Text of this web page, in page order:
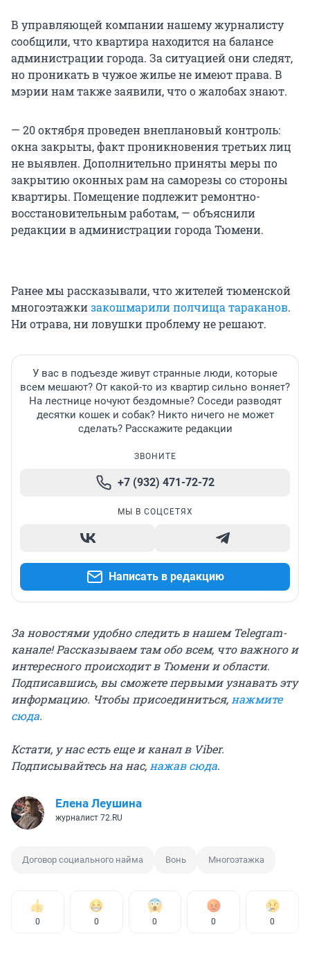
В управляющей компании нашему журналисту
сообщили, что квартира находится на балансе
администрации города. За ситуацией они следят,
но проникать в чужое жилье не имеют права. В
мэрии нам также заявили, что о жалобах знают.
— 20 октября проведен внеплановый контроль:
окна закрыты, факт проникновения третьих лиц
не выявлен. Дополнительно приняты меры по
закрытию оконных рам на саморезы со стороны
квартиры. Помещение подлежит ремонтно-
восстановительным работам, — объяснили
редакции в администрации города Тюмени.
Ранее мы рассказывали, что жителей тюменской
многоэтажкизакошмарили полчища тараканов.
Ни отрава, ни ловушки проблему не решают.
У вас в подъезде живут странные люди, которые
всем мешают? От какой-то из квартир сильно воняет?
На лестнице ночуют бездомные? Соседи разводят
десятки кошек и собак? Никто ничего не может
сделать? Расскажите редакции
ЗВОНИТЕ
+7 (932) 471-72-72
МЫ В СОЦСЕТЯХ
Написать в редакцию
За новостями удобно следить в нашем Telegram-
канале! Рассказываем там обо всем, что важного и
интересного происходит в Тюмени и области.
Подписавшись, вы сможете первыми узнавать эту
информацию. Чтобы присоединиться, нажмите
сюда.
Кстати, у нас есть еще и канал в Viber.
Подписывайтесь на нас, нажав сюда.
Елена Леушина
журналист 72.RU
Договор социального найма Вонь Многоэтажка
0 0 0 0 0